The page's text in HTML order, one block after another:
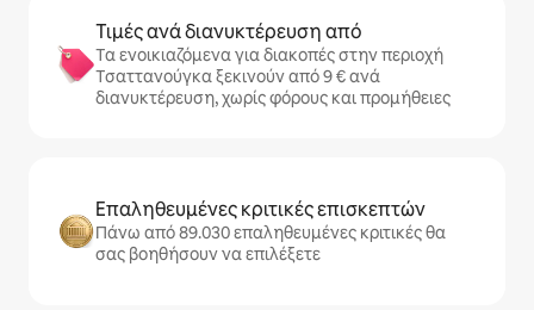
Τιμές ανά διανυκτέρευση από
Τα ενοικιαζόμενα για διακοπές στην περιοχή
Τσαττανούγκα ξεκινούν από 9 € ανά
διανυκτέρευση, χωρίς φόρους και προμήθειες
Επαληθευμένες κριτικές επισκεπτών
Πάνω από 89.030 επαληθευμένες κριτικές θα
σας βοηθήσουν να επιλέξετε